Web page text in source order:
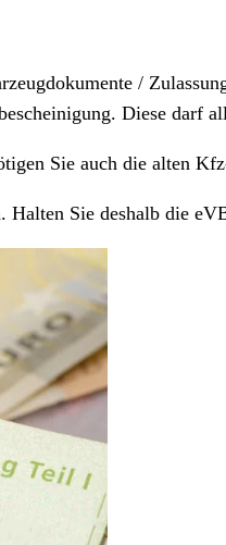
/
Diese darf
Sie auch die alten
Sie deshalb die